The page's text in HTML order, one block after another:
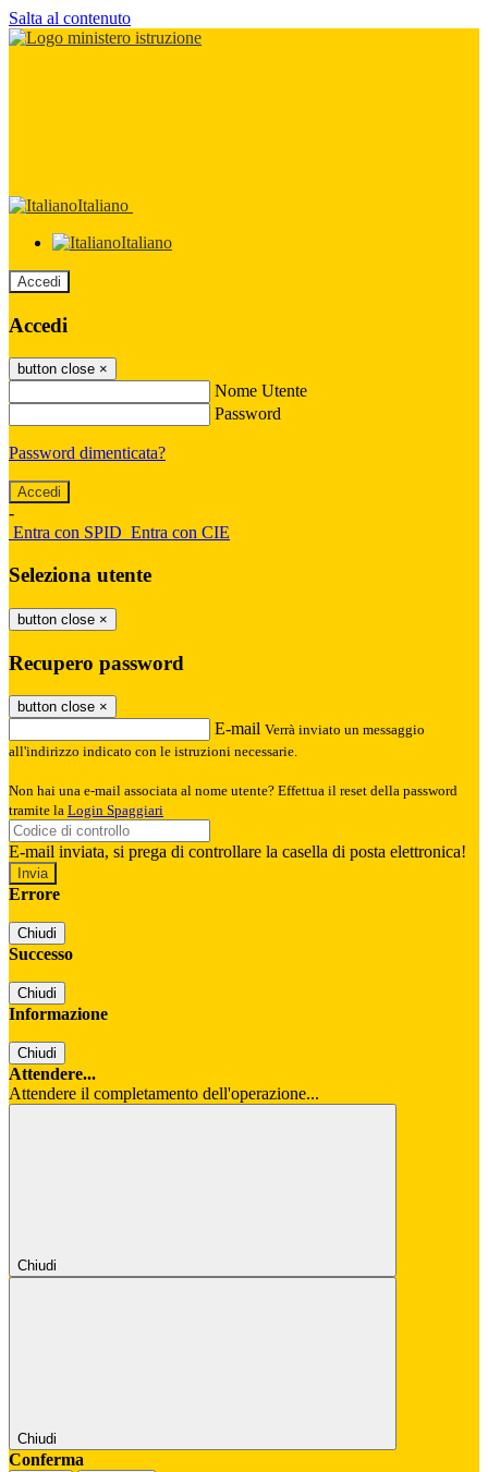
Salta al contenuto
Italiano
Italiano
Accedi
Accedi
button close ×
Nome Utente
Password
Password dimenticata?
-
Entra con SPID Entra con CIE
Seleziona utente
button close ×
Recupero password
button close ×
E-mail Verrà inviato un messaggio
all'indirizzo indicato con le istruzioni necessarie.
Non hai una e-mail associata al nome utente? Effettua il reset della password
tramite la Login Spaggiari
E-mail inviata, si prega di controllare la casella di posta elettronica!
Errore
Chiudi
Successo
Chiudi
Informazione
Chiudi
Attendere...
Attendere il completamento dell'operazione...
Chiudi
Chiudi
Conferma